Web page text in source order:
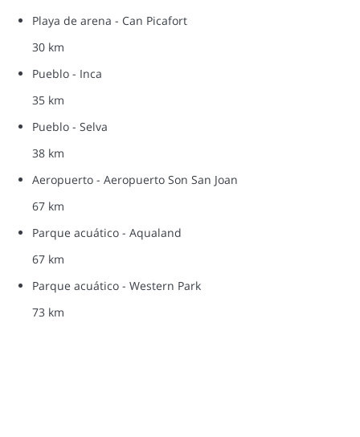
Playa de arena - Can Picafort
30 km
Pueblo - Inca
35 km
Pueblo - Selva
38 km
Aeropuerto - Aeropuerto Son San Joan
67 km
Parque acuático - Aqualand
67 km
Parque acuático - Western Park
73 km